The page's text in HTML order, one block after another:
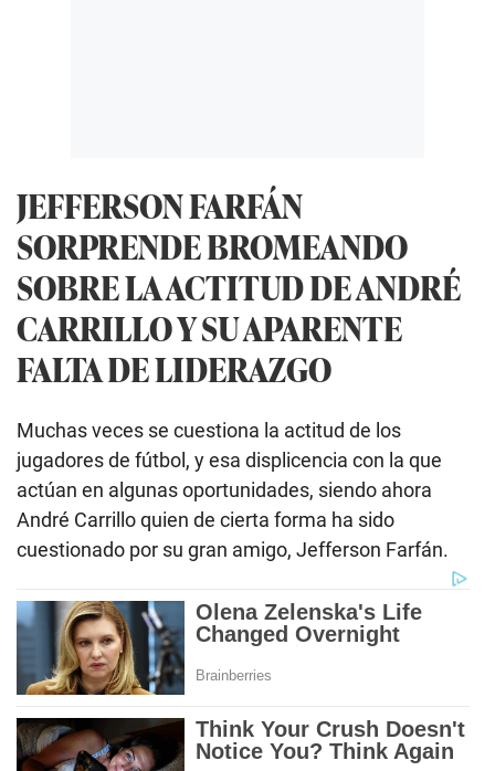
JEFFERSON FARFÁN
SORPRENDE BROMEANDO
SOBRE LA ACTITUD DE ANDRÉ
CARRILLO Y SU APARENTE
FALTA DE LIDERAZGO
Muchas veces se cuestiona la actitud de los
jugadores de fútbol, y esa displicencia con la que
actúan en algunas oportunidades, siendo ahora
André Carrillo quien de cierta forma ha sido
cuestionado por su gran amigo, Jefferson Farfán.